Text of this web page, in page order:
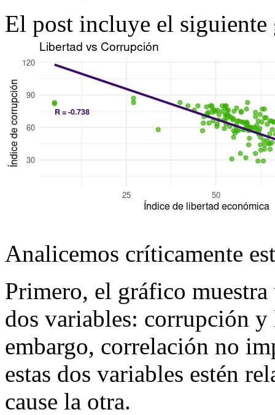
El post incluye el
Analicemos críticamente
Primero, el gráfico
dos variables: corrupción
embargo, correlación no
estas dos variables estén
cause la otra.